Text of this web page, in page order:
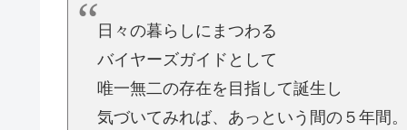
日々の暮らしにまつわる
バイヤーズガイドとして
唯一無二の存在を目指して誕生し
気づいてみれば、あっという間の５年間